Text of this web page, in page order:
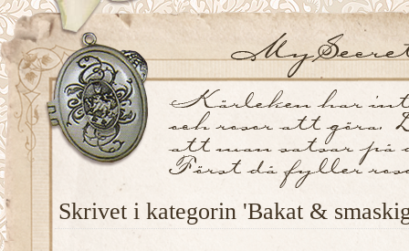
Skrivet i kategorin 'Bakat &